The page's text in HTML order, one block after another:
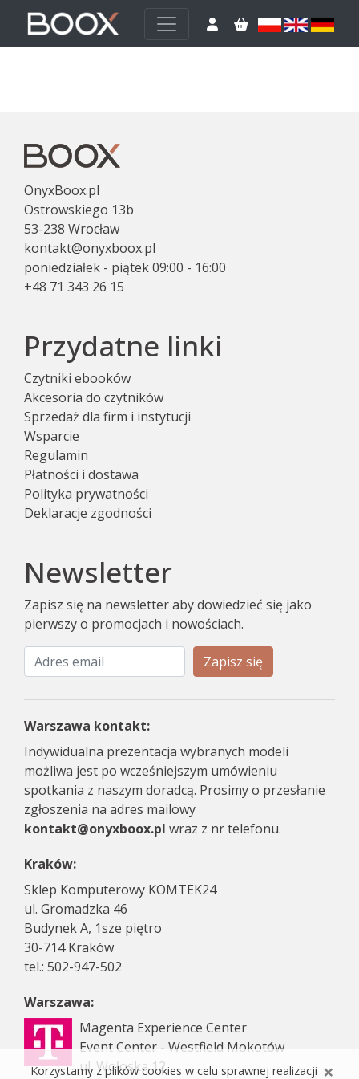
OnyxBoox.pl
Ostrowskiego 13b
53-238 Wrocław
kontakt@onyxboox.pl
poniedziałek - piątek 09:00 - 16:00
+48 71 343 26 15
Przydatne linki
Czytniki ebooków
Akcesoria do czytników
Sprzedaż dla firm i instytucji
Wsparcie
Regulamin
Płatności i dostawa
Polityka prywatności
Deklaracje zgodności
Newsletter
Zapisz się na newsletter aby dowiedzieć się jako
pierwszy o promocjach i nowościach.
Zapisz się
Warszawa kontakt:
Indywidualna prezentacja wybranych modeli
możliwa jest po wcześniejszym umówieniu
spotkania z naszym doradcą. Prosimy o przesłanie
zgłoszenia na adres mailowy
kontakt@onyxboox.pl wraz z nr telefonu.
Kraków:
Sklep Komputerowy KOMTEK24
ul. Gromadzka 46
Budynek A, 1sze piętro
30-714 Kraków
tel.: 502-947-502
Warszawa:
Magenta Experience Center
Event Center - Westfield Mokotów
ul. Wołoska 12
×
Korzystamy z plików cookies w celu sprawnej realizacji